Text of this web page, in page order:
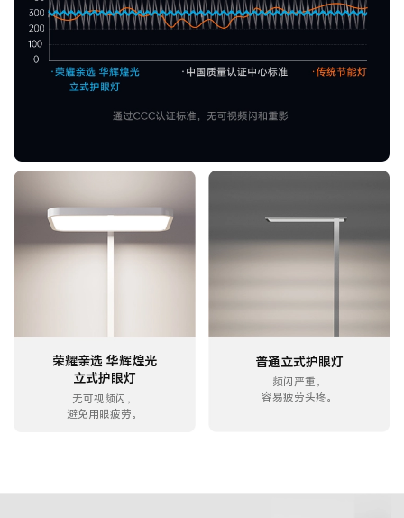
荣耀亲选 华辉煌光
立式护眼灯
无可视频闪，
避免用眼疲劳。
普通立式护眼灯
频闪严重，
容易疲劳头疼。